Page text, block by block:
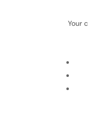
Your